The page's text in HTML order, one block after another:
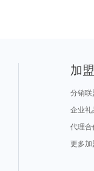
加
分销联
企业礼
代理合
更多加